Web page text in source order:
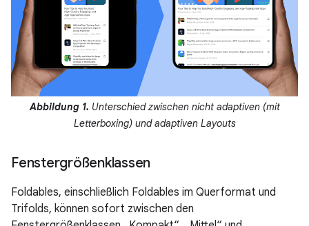
Abbildung 1. Unterschied zwischen nicht adaptiven (mit
Letterboxing) und adaptiven Layouts
Fenstergrößenklassen
Foldables, einschließlich Foldables im Querformat und
Trifolds, können sofort zwischen den